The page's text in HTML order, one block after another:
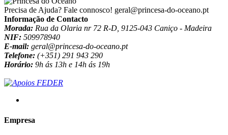
Precisa de Ajuda? Fale connosco! geral@princesa-do-oceano.pt
Informação de Contacto
Morada: Rua da Olaria nr 72 R-D, 9125-043 Caniço - Madeira
NIF: 509978940
E-mail: geral@princesa-do-oceano.pt
Telefone: (+351) 291 943 290
Horário: 9h ás 13h e 14h ás 19h
Empresa